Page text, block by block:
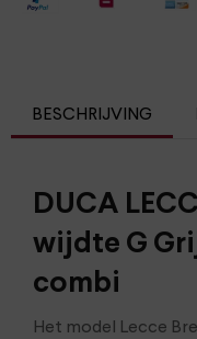
BESCHRIJVING
DUCA
wijdte G
combi
Het model Lecce